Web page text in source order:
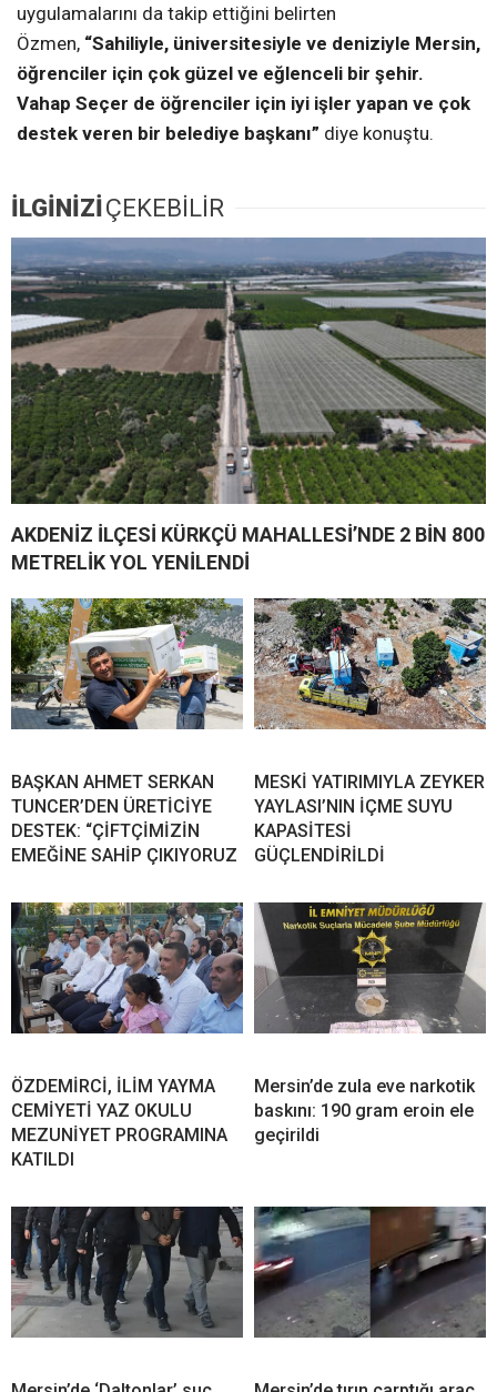
uygulamalarını da takip ettiğini belirten
Özmen, “Sahiliyle, üniversitesiyle ve deniziyle Mersin,
öğrenciler için çok güzel ve eğlenceli bir şehir.
Vahap Seçer de öğrenciler için iyi işler yapan ve çok
destek veren bir belediye başkanı” diye konuştu.
İLGİNİZİÇEKEBİLİR
AKDENİZ İLÇESİ KÜRKÇÜ MAHALLESİ’NDE 2 BİN 800
METRELİK YOL YENİLENDİ
BAŞKAN AHMET SERKAN
TUNCER’DEN ÜRETİCİYE
DESTEK: “ÇİFTÇİMİZİN
EMEĞİNE SAHİP ÇIKIYORUZ
MESKİ YATIRIMIYLA ZEYKER
YAYLASI’NIN İÇME SUYU
KAPASİTESİ
GÜÇLENDİRİLDİ
ÖZDEMİRCİ, İLİM YAYMA
CEMİYETİ YAZ OKULU
MEZUNİYET PROGRAMINA
KATILDI
Mersin’de zula eve narkotik
baskını: 190 gram eroin ele
geçirildi